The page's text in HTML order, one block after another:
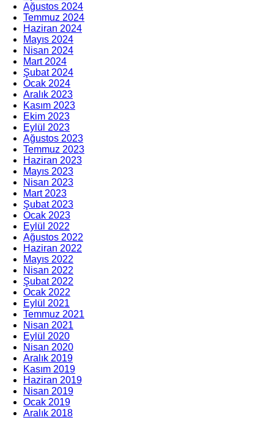
Ağustos 2024
Temmuz 2024
Haziran 2024
Mayıs 2024
Nisan 2024
Mart 2024
Şubat 2024
Ocak 2024
Aralık 2023
Kasım 2023
Ekim 2023
Eylül 2023
Ağustos 2023
Temmuz 2023
Haziran 2023
Mayıs 2023
Nisan 2023
Mart 2023
Şubat 2023
Ocak 2023
Eylül 2022
Ağustos 2022
Haziran 2022
Mayıs 2022
Nisan 2022
Şubat 2022
Ocak 2022
Eylül 2021
Temmuz 2021
Nisan 2021
Eylül 2020
Nisan 2020
Aralık 2019
Kasım 2019
Haziran 2019
Nisan 2019
Ocak 2019
Aralık 2018